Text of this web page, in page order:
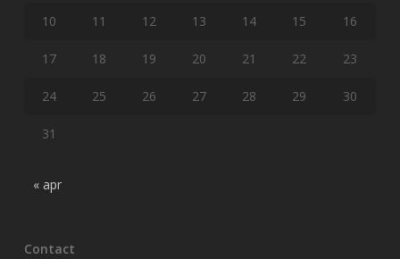
10 11 12 13 14 15 16
17 18 19 20 21 22 23
24 25 26 27 28 29 30
31
« apr
Contact